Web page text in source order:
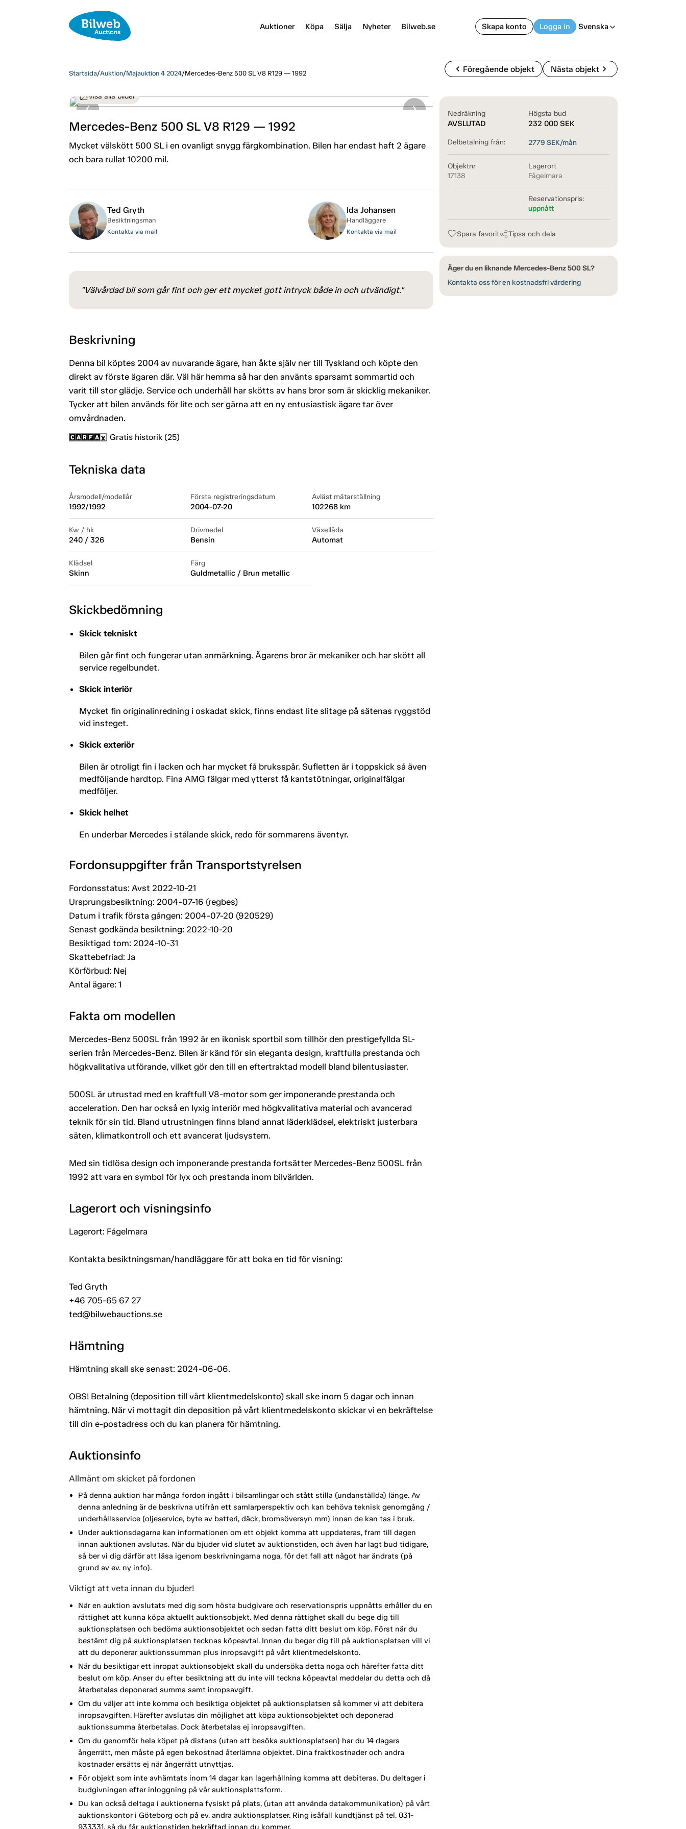
Auktioner Köpa Sälja Nyheter Bilweb.se Skapa konto Logga in Svenska arrow_back_ios
Startsida/Auktion/Majauktion 4 2024/Mercedes-Benz 500 SL V8 R129 — 1992 chevron_left Föregående objekt Nästa objektchevron_right
Visa alla bilder
Mercedes-Benz 500 SL V8 R129 — 1992
Mycket välskött 500 SL i en ovanligt snygg färgkombination. Bilen har endast haft 2 ägare
och bara rullat 10200 mil.
Nedräkning
AVSLUTAD
Högsta bud
232 000 SEK
Delbetalning från: 2779 SEK/mån
Objektnr
17138
Lagerort
Fågelmara
Reservationspris:
uppnått
Spara favorit Tipsa och dela
Äger du en liknande Mercedes-Benz 500 SL?
Kontakta oss för en kostnadsfri värdering
Ted Gryth
Besiktningsman
Kontakta via mail
Ida Johansen
Handläggare
Kontakta via mail
"Välvårdad bil som går fint och ger ett mycket gott intryck både in och utvändigt."
Beskrivning
Denna bil köptes 2004 av nuvarande ägare, han åkte själv ner till Tyskland och köpte den
direkt av förste ägaren där. Väl här hemma så har den använts sparsamt sommartid och
varit till stor glädje. Service och underhåll har skötts av hans bror som är skicklig mekaniker.
Tycker att bilen används för lite och ser gärna att en ny entusiastisk ägare tar över
omvårdnaden.
Gratis historik (25)
Tekniska data
Årsmodell/modellår
1992/1992
Första registreringsdatum
2004-07-20
Avläst mätarställning
102268 km
Kw / hk
240 / 326
Drivmedel
Bensin
Växellåda
Automat
Klädsel
Skinn
Färg
Guldmetallic / Brun metallic
Skickbedömning
Skick tekniskt
Bilen går fint och fungerar utan anmärkning. Ägarens bror är mekaniker och har skött all
service regelbundet.
Skick interiör
Mycket fin originalinredning i oskadat skick, finns endast lite slitage på sätenas ryggstöd
vid insteget.
Skick exteriör
Bilen är otroligt fin i lacken och har mycket få bruksspår. Sufletten är i toppskick så även
medföljande hardtop. Fina AMG fälgar med ytterst få kantstötningar, originalfälgar
medföljer.
Skick helhet
En underbar Mercedes i stålande skick, redo för sommarens äventyr.
Fordonsuppgifter från Transportstyrelsen
Fordonsstatus: Avst 2022-10-21
Ursprungsbesiktning: 2004-07-16 (regbes)
Datum i trafik första gången: 2004-07-20 (920529)
Senast godkända besiktning: 2022-10-20
Besiktigad tom: 2024-10-31
Skattebefriad: Ja
Körförbud: Nej
Antal ägare: 1
Fakta om modellen
Mercedes-Benz 500SL från 1992 är en ikonisk sportbil som tillhör den prestigefyllda SL-
serien från Mercedes-Benz. Bilen är känd för sin eleganta design, kraftfulla prestanda och
högkvalitativa utförande, vilket gör den till en eftertraktad modell bland bilentusiaster.
500SL är utrustad med en kraftfull V8-motor som ger imponerande prestanda och
acceleration. Den har också en lyxig interiör med högkvalitativa material och avancerad
teknik för sin tid. Bland utrustningen finns bland annat läderklädsel, elektriskt justerbara
säten, klimatkontroll och ett avancerat ljudsystem.
Med sin tidlösa design och imponerande prestanda fortsätter Mercedes-Benz 500SL från
1992 att vara en symbol för lyx och prestanda inom bilvärlden.
Lagerort och visningsinfo
Lagerort: Fågelmara
Kontakta besiktningsman/handläggare för att boka en tid för visning:
Ted Gryth
+46 705-65 67 27
ted@bilwebauctions.se
Hämtning
Hämtning skall ske senast: 2024-06-06.
OBS! Betalning (deposition till vårt klientmedelskonto) skall ske inom 5 dagar och innan
hämtning. När vi mottagit din deposition på vårt klientmedelskonto skickar vi en bekräftelse
till din e-postadress och du kan planera för hämtning.
Auktionsinfo
Allmänt om skicket på fordonen
På denna auktion har många fordon ingått i bilsamlingar och stått stilla (undanställda) länge. Av
denna anledning är de beskrivna utifrån ett samlarperspektiv och kan behöva teknisk genomgång /
underhållsservice (oljeservice, byte av batteri, däck, bromsöversyn mm) innan de kan tas i bruk.
Under auktionsdagarna kan informationen om ett objekt komma att uppdateras, fram till dagen
innan auktionen avslutas. När du bjuder vid slutet av auktionstiden, och även har lagt bud tidigare,
så ber vi dig därför att läsa igenom beskrivningarna noga, för det fall att något har ändrats (på
grund av ev. ny info).
Viktigt att veta innan du bjuder!
När en auktion avslutats med dig som hösta budgivare och reservationspris uppnåtts erhåller du en
rättighet att kunna köpa aktuellt auktionsobjekt. Med denna rättighet skall du bege dig till
auktionsplatsen och bedöma auktionsobjektet och sedan fatta ditt beslut om köp. Först när du
bestämt dig på auktionsplatsen tecknas köpeavtal. Innan du beger dig till på auktionsplatsen vill vi
att du deponerar auktionssumman plus inropsavgift på vårt klientmedelskonto.
När du besiktigar ett inropat auktionsobjekt skall du undersöka detta noga och härefter fatta ditt
beslut om köp. Anser du efter besiktning att du inte vill teckna köpeavtal meddelar du detta och då
återbetalas deponerad summa samt inropsavgift.
Om du väljer att inte komma och besiktiga objektet på auktionsplatsen så kommer vi att debitera
inropsavgiften. Härefter avslutas din möjlighet att köpa auktionsobjektet och deponerad
auktionssumma återbetalas. Dock återbetalas ej inropsavgiften.
Om du genomför hela köpet på distans (utan att besöka auktionsplatsen) har du 14 dagars
ångerrätt, men måste på egen bekostnad återlämna objektet. Dina fraktkostnader och andra
kostnader ersätts ej när ångerrätt utnyttjas.
För objekt som inte avhämtats inom 14 dagar kan lagerhållning komma att debiteras. Du deltager i
budgivningen efter inloggning på vår auktionsplattsform.
Du kan också deltaga i auktionerna fysiskt på plats, (utan att använda datakommunikation) på vårt
auktionskontor i Göteborg och på ev. andra auktionsplatser. Ring isåfall kundtjänst på tel. 031-
933331, så du får auktionstiden bekräftad innan du kommer.